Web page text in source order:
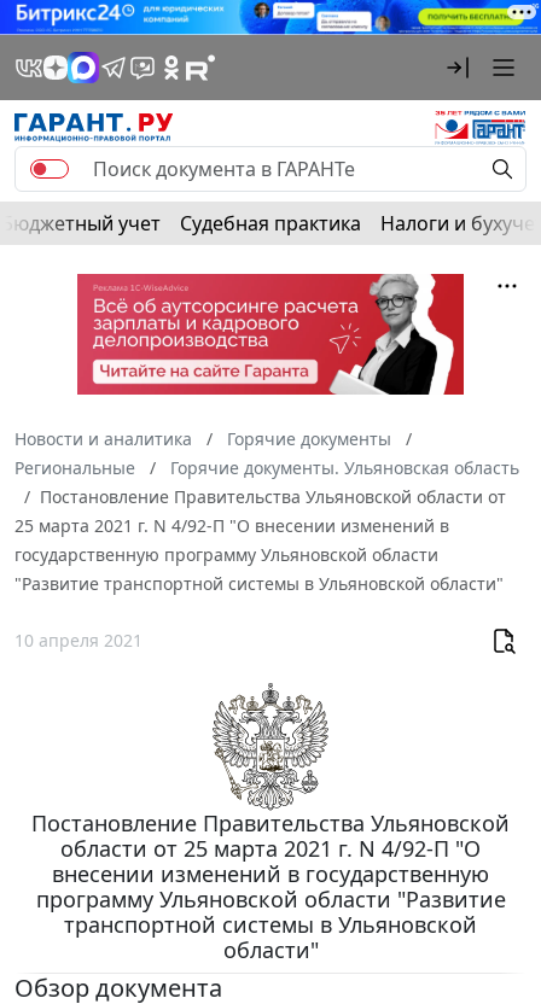
Бюджетный учет Судебная практика Налоги и
Новости и аналитика
Горячие документы
Региональные
Горячие документы. Ульяновская область
Постановление Правительства Ульяновской области от
25 марта 2021 г. N 4/92-П "О внесении изменений в
государственную программу Ульяновской области
"Развитие транспортной системы в Ульяновской области"
10 апреля 2021
Постановление Правительства Ульяновской
области от 25 марта 2021 г. N 4/92-П "О
внесении изменений в государственную
программу Ульяновской области "Развитие
транспортной системы в Ульяновской
области"
Обзор документа